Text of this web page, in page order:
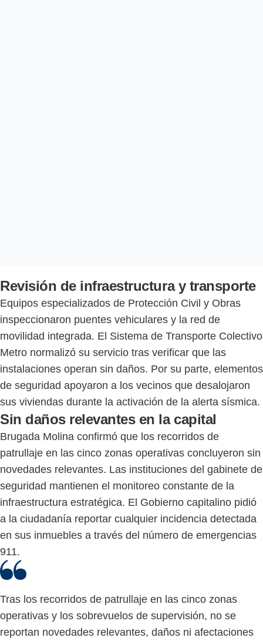
Revisión de infraestructura y transporte
Equipos especializados de Protección Civil y Obras
inspeccionaron puentes vehiculares y la red de
movilidad integrada. El Sistema de Transporte Colectivo
Metro normalizó su servicio tras verificar que las
instalaciones operan sin daños. Por su parte, elementos
de seguridad apoyaron a los vecinos que desalojaron
sus viviendas durante la activación de la alerta sísmica.
Sin daños relevantes en la capital
Brugada Molina confirmó que los recorridos de
patrullaje en las cinco zonas operativas concluyeron sin
novedades relevantes. Las instituciones del gabinete de
seguridad mantienen el monitoreo constante de la
infraestructura estratégica. El Gobierno capitalino pidió
a la ciudadanía reportar cualquier incidencia detectada
en sus inmuebles a través del número de emergencias
911.
Tras los recorridos de patrullaje en las cinco zonas
operativas y los sobrevuelos de supervisión, no se
reportan novedades relevantes, daños ni afectaciones